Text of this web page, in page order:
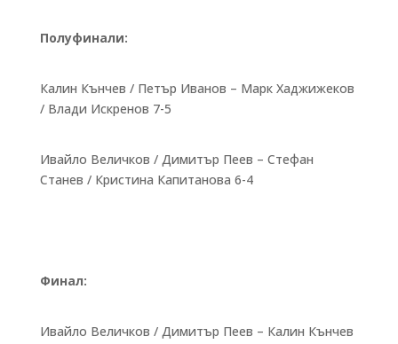
Полуфинали:
Калин Кънчев / Петър Иванов – Марк Хаджижеков
/ Влади Искренов 7-5
Ивайло Величков / Димитър Пеев – Стефан
Станев / Кристина Капитанова 6-4
Финал:
Ивайло Величков / Димитър Пеев – Калин Кънчев